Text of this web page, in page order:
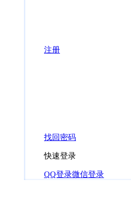
注册
找回密码
快速登录
QQ登录微信登录